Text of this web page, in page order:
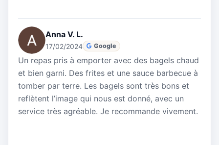
Anna V. L.
17/02/2024 Google
Un repas pris à emporter avec des bagels chaud
et bien garni. Des frites et une sauce barbecue à
tomber par terre. Les bagels sont très bons et
reflètent l’image qui nous est donné, avec un
service très agréable. Je recommande vivement.